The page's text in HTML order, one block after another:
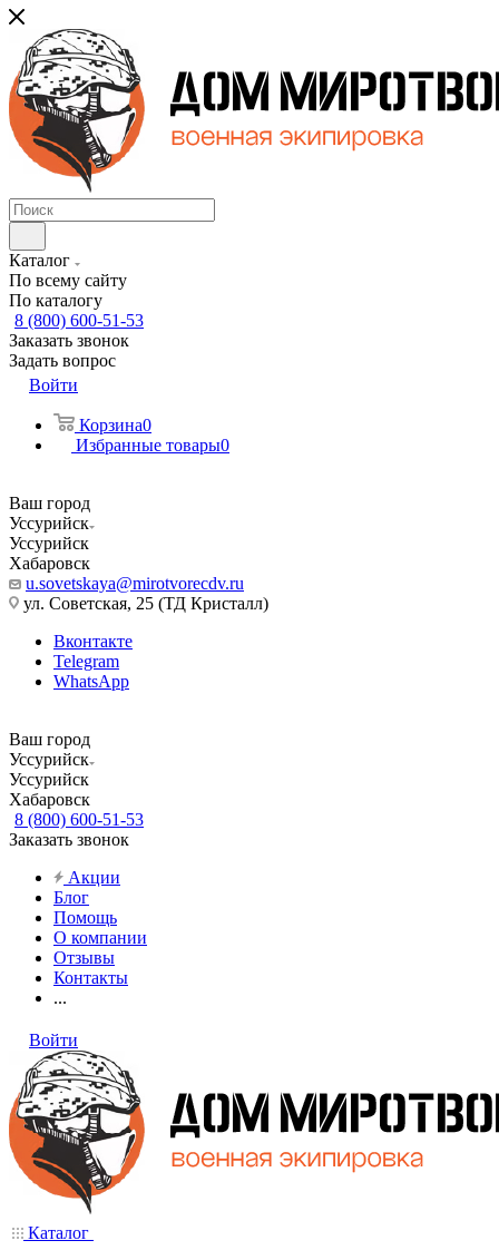
Каталог
По всему сайту
По каталогу
8 (800) 600-51-53
Заказать звонок
Задать вопрос
Войти
Корзина0
Избранные товары0
Ваш город
Уссурийск
Уссурийск
Хабаровск
u.sovetskaya@mirotvorecdv.ru
ул. Советская, 25 (ТД Кристалл)
Вконтакте
Telegram
WhatsApp
Ваш город
Уссурийск
Уссурийск
Хабаровск
8 (800) 600-51-53
Заказать звонок
Акции
Блог
Помощь
О компании
Отзывы
Контакты
...
Войти
Каталог